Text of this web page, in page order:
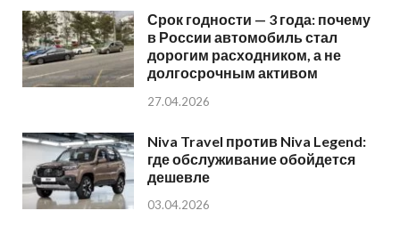
Срок годности — 3 года: почему
в России автомобиль стал
дорогим расходником, а не
долгосрочным активом
27.04.2026
Niva Travel против Niva Legend:
где обслуживание обойдется
дешевле
03.04.2026